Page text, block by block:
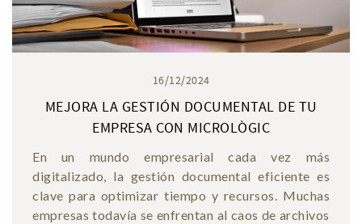
16/12/2024
MEJORA LA GESTIÓN DOCUMENTAL DE TU
EMPRESA CON MICROLÒGIC
En un mundo empresarial cada vez más
digitalizado, la gestión documental eficiente es
clave para optimizar tiempo y recursos. Muchas
empresas todavía se enfrentan al caos de archivos